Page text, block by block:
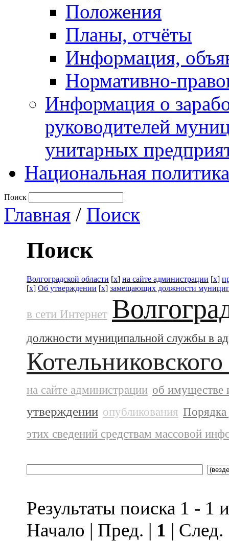
Положения
Планы, отчёты
Информация,
Нормативно-
Информация о
руководителей
унитарных
Национальная политика
Поиск
Главная / Поиск
Поиск
Волгоградской области [x] на сайте администрации [x]
[x] Об утверждении [x] замещающих должности
в сети Интернет
должности муниципальной службы в
на сайте администрации об имуществе
утверждении опубликования Порядка
этих сведений средствам массовой
Результаты поиска 1 - 1
Начало | Пред. | 1 |